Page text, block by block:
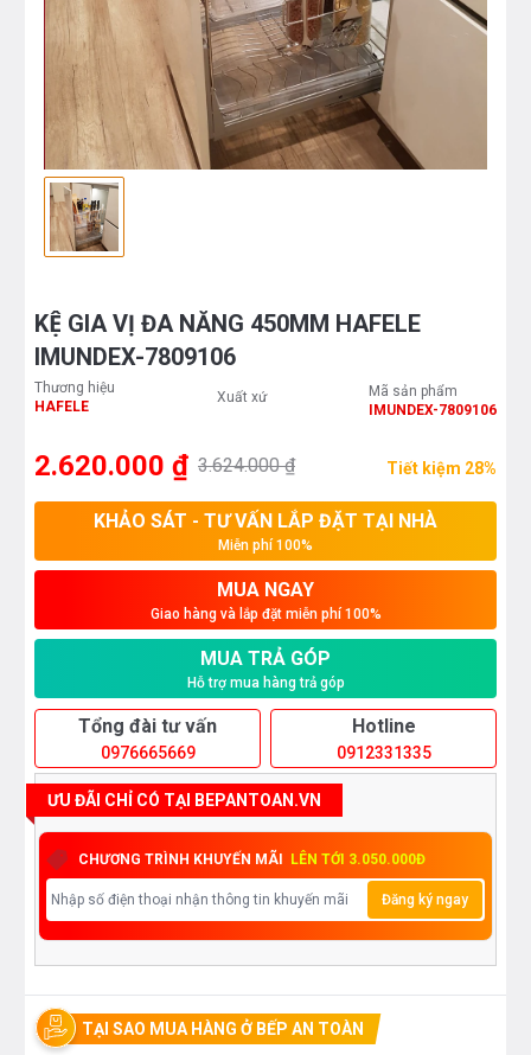
KỆ GIA VỊ ĐA NĂNG 450MM HAFELE
IMUNDEX-7809106
Thương hiệu
HAFELE
Xuất xứ
Mã sản phẩm
IMUNDEX-7809106
2.620.000 ₫ 3.624.000 ₫ Tiết kiệm 28%
KHẢO SÁT - TƯ VẤN LẮP ĐẶT TẠI NHÀ
Miễn phí 100%
MUA NGAY
Giao hàng và lắp đặt miễn phí 100%
MUA TRẢ GÓP
Hỗ trợ mua hàng trả góp
Tổng đài tư vấn
0976665669
Hotline
0912331335
ƯU ĐÃI CHỈ CÓ TẠI BEPANTOAN.VN
CHƯƠNG TRÌNH KHUYẾN MÃI LÊN TỚI 3.050.000Đ
Đăng ký ngay
TẠI SAO MUA HÀNG Ở BẾP AN TOÀN